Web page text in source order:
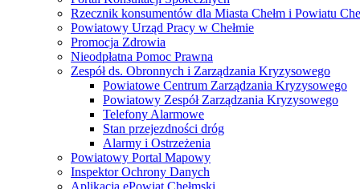
Rzecznik konsumentów dla Miasta Chełm i Powiatu
Powiatowy Urząd Pracy w Chełmie
Promocja Zdrowia
Nieodpłatna Pomoc Prawna
Zespół ds. Obronnych i Zarządzania Kryzysowego
Powiatowe Centrum Zarządzania Kryzysowego
Powiatowy Zespół Zarządzania Kryzysowego
Telefony Alarmowe
Stan przejezdności dróg
Alarmy i Ostrzeżenia
Powiatowy Portal Mapowy
Inspektor Ochrony Danych
Aplikacja ePowiat Chełmski